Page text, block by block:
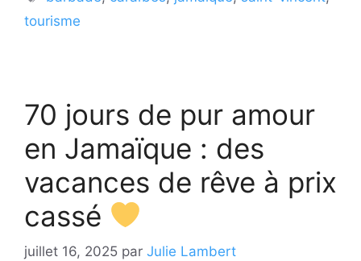
tourisme
70 jours de pur amour
en Jamaïque : des
vacances de rêve à prix
cassé
juillet 16, 2025 par Julie Lambert